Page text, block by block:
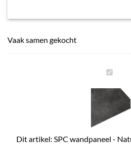
Vaak samen gekocht
SPC
Natural
Stone
Grey
Dit artikel: SPC wandpaneel -